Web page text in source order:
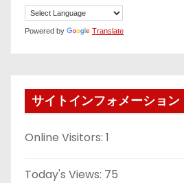
Powered by Translate
サイトインフォメーション
Online Visitors: 1
Today's Views: 75